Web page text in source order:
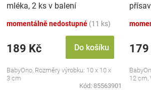
mléka, 2 ks v balení
momentálně nedostupné (11 ks)
189 Kč Do košíku
BabyOno, Rozměry výrobku: 10 x 10 x
3 cm
Kód: 85563901
179
12 cm,